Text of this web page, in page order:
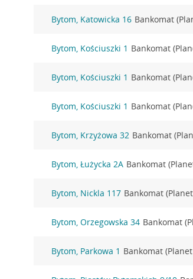
Bytom, Katowicka 16 Bankomat
Bytom, Kościuszki 1 Bankomat
Bytom, Kościuszki 1 Bankomat
Bytom, Kościuszki 1 Bankomat
Bytom, Krzyżowa 32 Bankomat
Bytom, Łużycka 2A Bankomat
Bytom, Nickla 117 Bankomat
Bytom, Orzegowska 34 Bankomat
Bytom, Parkowa 1 Bankomat